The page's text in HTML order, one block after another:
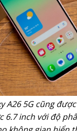
A26 5G cũng
6.7 inch với độ